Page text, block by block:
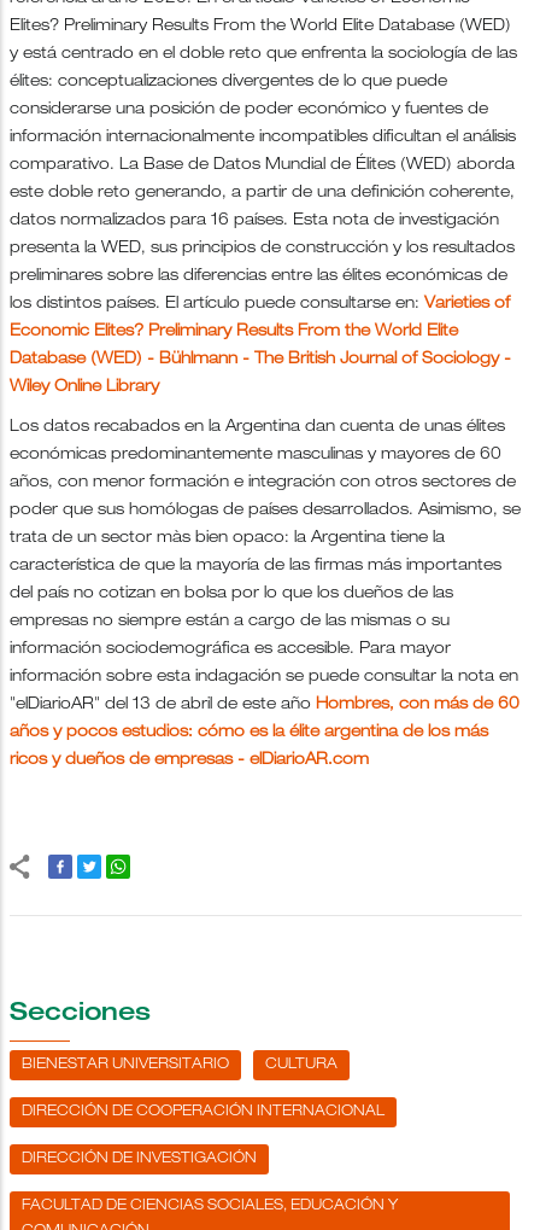
Elites? Preliminary Results From the World Elite Database (WED)
y está centrado en el doble reto que enfrenta la sociología de las
élites: conceptualizaciones divergentes de lo que puede
considerarse una posición de poder económico y fuentes de
información internacionalmente incompatibles dificultan el análisis
comparativo. La Base de Datos Mundial de Élites (WED) aborda
este doble reto generando, a partir de una definición coherente,
datos normalizados para 16 países. Esta nota de investigación
presenta la WED, sus principios de construcción y los resultados
preliminares sobre las diferencias entre las élites económicas de
los distintos países. El artículo puede consultarse en: Varieties of
Economic Elites? Preliminary Results From the World Elite
Database (WED) - Bühlmann - The British Journal of Sociology -
Wiley Online Library
Los datos recabados en la Argentina dan cuenta de unas élites
económicas predominantemente masculinas y mayores de 60
años, con menor formación e integración con otros sectores de
poder que sus homólogas de países desarrollados. Asimismo, se
trata de un sector màs bien opaco: la Argentina tiene la
característica de que la mayoría de las firmas más importantes
del país no cotizan en bolsa por lo que los dueños de las
empresas no siempre están a cargo de las mismas o su
información sociodemográfica es accesible. Para mayor
información sobre esta indagación se puede consultar la nota en
"elDiarioAR" del 13 de abril de este año Hombres, con más de 60
años y pocos estudios: cómo es la élite argentina de los más
ricos y dueños de empresas - elDiarioAR.com
Secciones
BIENESTAR UNIVERSITARIO CULTURA
DIRECCIÓN DE COOPERACIÓN INTERNACIONAL
DIRECCIÓN DE INVESTIGACIÓN
FACULTAD DE CIENCIAS SOCIALES, EDUCACIÓN Y